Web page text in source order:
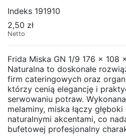
Indeks 191910
2,50 zł
Netto
Frida Miska GN 1/9 176 x 108
Naturalna to doskonałe
firm cateringowych oraz
którzy cenią elegancję i
serwowaniu potraw.
melaminy, miska łączy
naturalnymi akcentami, co
bufetowej profesjonalny